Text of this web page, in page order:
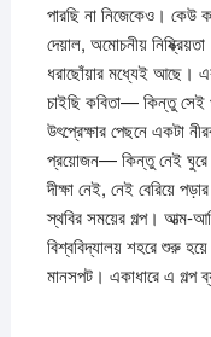
পারছি না নিজেকেও। কেউ
দেয়াল, অমোচনীয়
ধরাছোঁয়ার মধ্যেই আছে।
চাইছি কবিতা— কিন্তু সেই
উৎপ্রেক্ষার পেছনে একটা
প্রয়োজন— কিন্তু নেই ঘুরে
দীক্ষা নেই, নেই বেরিয়ে
স্থবির সময়ের গল্প। আত্ম-
বিশ্ববিদ্যালয় শহরে শুরু
মানসপট। একাধারে এ গল্প